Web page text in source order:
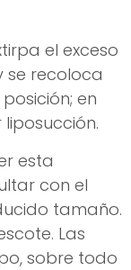
el exceso
se recoloca
en
esta
con el
tamaño.
Las
sobre todo